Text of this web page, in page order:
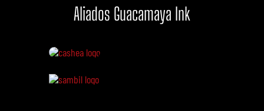
Aliados Guacamaya Ink